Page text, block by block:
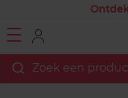
Zoek een